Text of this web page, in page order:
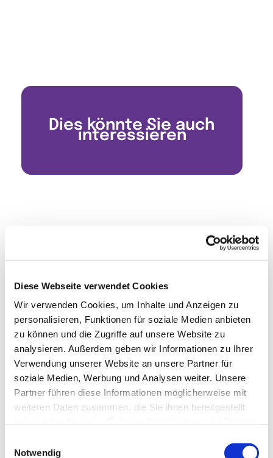
Diese Webseite verwendet Cookies
Wir verwenden Cookies, um Inhalte und Anzeigen zu
personalisieren, Funktionen für soziale Medien anbieten
zu können und die Zugriffe auf unsere Website zu
analysieren. Außerdem geben wir Informationen zu Ihrer
Verwendung unserer Website an unsere Partner für
soziale Medien, Werbung und Analysen weiter. Unsere
Partner führen diese Informationen möglicherweise mit
weiteren Daten zusammen, die Sie ihnen bereitgestellt
Notwendig
Dies könnte Sie auch
interessieren